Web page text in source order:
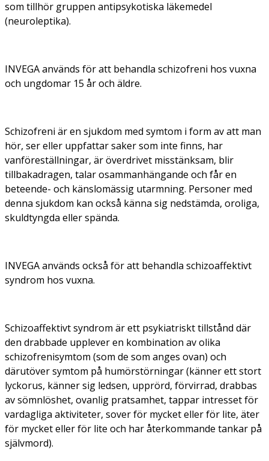
som tillhör gruppen antipsykotiska läkemedel
(neuroleptika).
INVEGA används för att behandla schizofreni hos vuxna
och ungdomar 15 år och äldre.
Schizofreni är en sjukdom med symtom i form av att man
hör, ser eller uppfattar saker som inte finns, har
vanföreställningar, är överdrivet misstänksam, blir
tillbakadragen, talar osammanhängande och får en
beteende- och känslomässig utarmning. Personer med
denna sjukdom kan också känna sig nedstämda, oroliga,
skuldtyngda eller spända.
INVEGA används också för att behandla schizoaffektivt
syndrom hos vuxna.
Schizoaffektivt syndrom är ett psykiatriskt tillstånd där
den drabbade upplever en kombination av olika
schizofrenisymtom (som de som anges ovan) och
därutöver symtom på humörstörningar (känner ett stort
lyckorus, känner sig ledsen, upprörd, förvirrad, drabbas
av sömnlöshet, ovanlig pratsamhet, tappar intresset för
vardagliga aktiviteter, sover för mycket eller för lite, äter
för mycket eller för lite och har återkommande tankar på
självmord).